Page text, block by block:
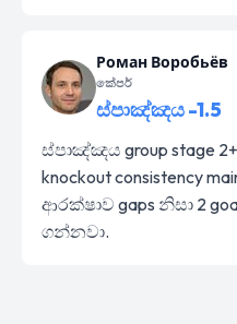
Роман Воробьёв
කේපර්
ස්පාඤ්ඤය -1.5
ස්පාඤ්ඤය group stage 2+
knockout consistency
ආරක්ෂාව gaps නිසා 2
ගන්නවා.